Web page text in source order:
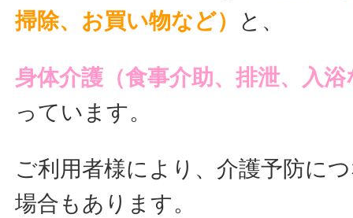
掃除、お買い物など）
と、
身体介護（食事介助、排泄、入
っています。
ご利用者様により、介護予防に
場合もあります。